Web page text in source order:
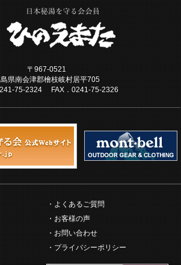
〒967-0521
県南会津郡檜枝岐村居平705
75-2324 FAX．0241-75-2326
よくあるご質問
お客様の声
お問い合わせ
プライバシーポリシー